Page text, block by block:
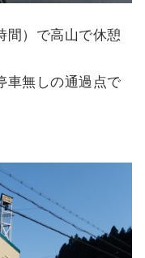
間）で高山で休憩
車無しの通過点で